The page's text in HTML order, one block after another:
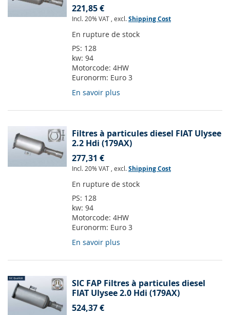
221,85 €
Incl. 20% VAT , excl.Shipping Cost
En rupture de stock
PS: 128
kw: 94
Motorcode: 4HW
Euronorm: Euro 3
En savoir plus
Filtres à particules diesel FIAT Ulysee
2.2 Hdi (179AX)
277,31 €
Incl. 20% VAT , excl.Shipping Cost
En rupture de stock
PS: 128
kw: 94
Motorcode: 4HW
Euronorm: Euro 3
En savoir plus
SIC FAP Filtres à particules diesel
FIAT Ulysee 2.0 Hdi (179AX)
524,37 €